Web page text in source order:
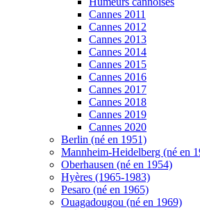
Cannes 2011
Cannes 2012
Cannes 2013
Cannes 2014
Cannes 2015
Cannes 2016
Cannes 2017
Cannes 2018
Cannes 2019
Cannes 2020
Berlin (né en 1951)
Mannheim-Heidelberg (né en
Oberhausen (né en 1954)
Hyères (1965-1983)
Pesaro (né en 1965)
Ouagadougou (né en 1969)